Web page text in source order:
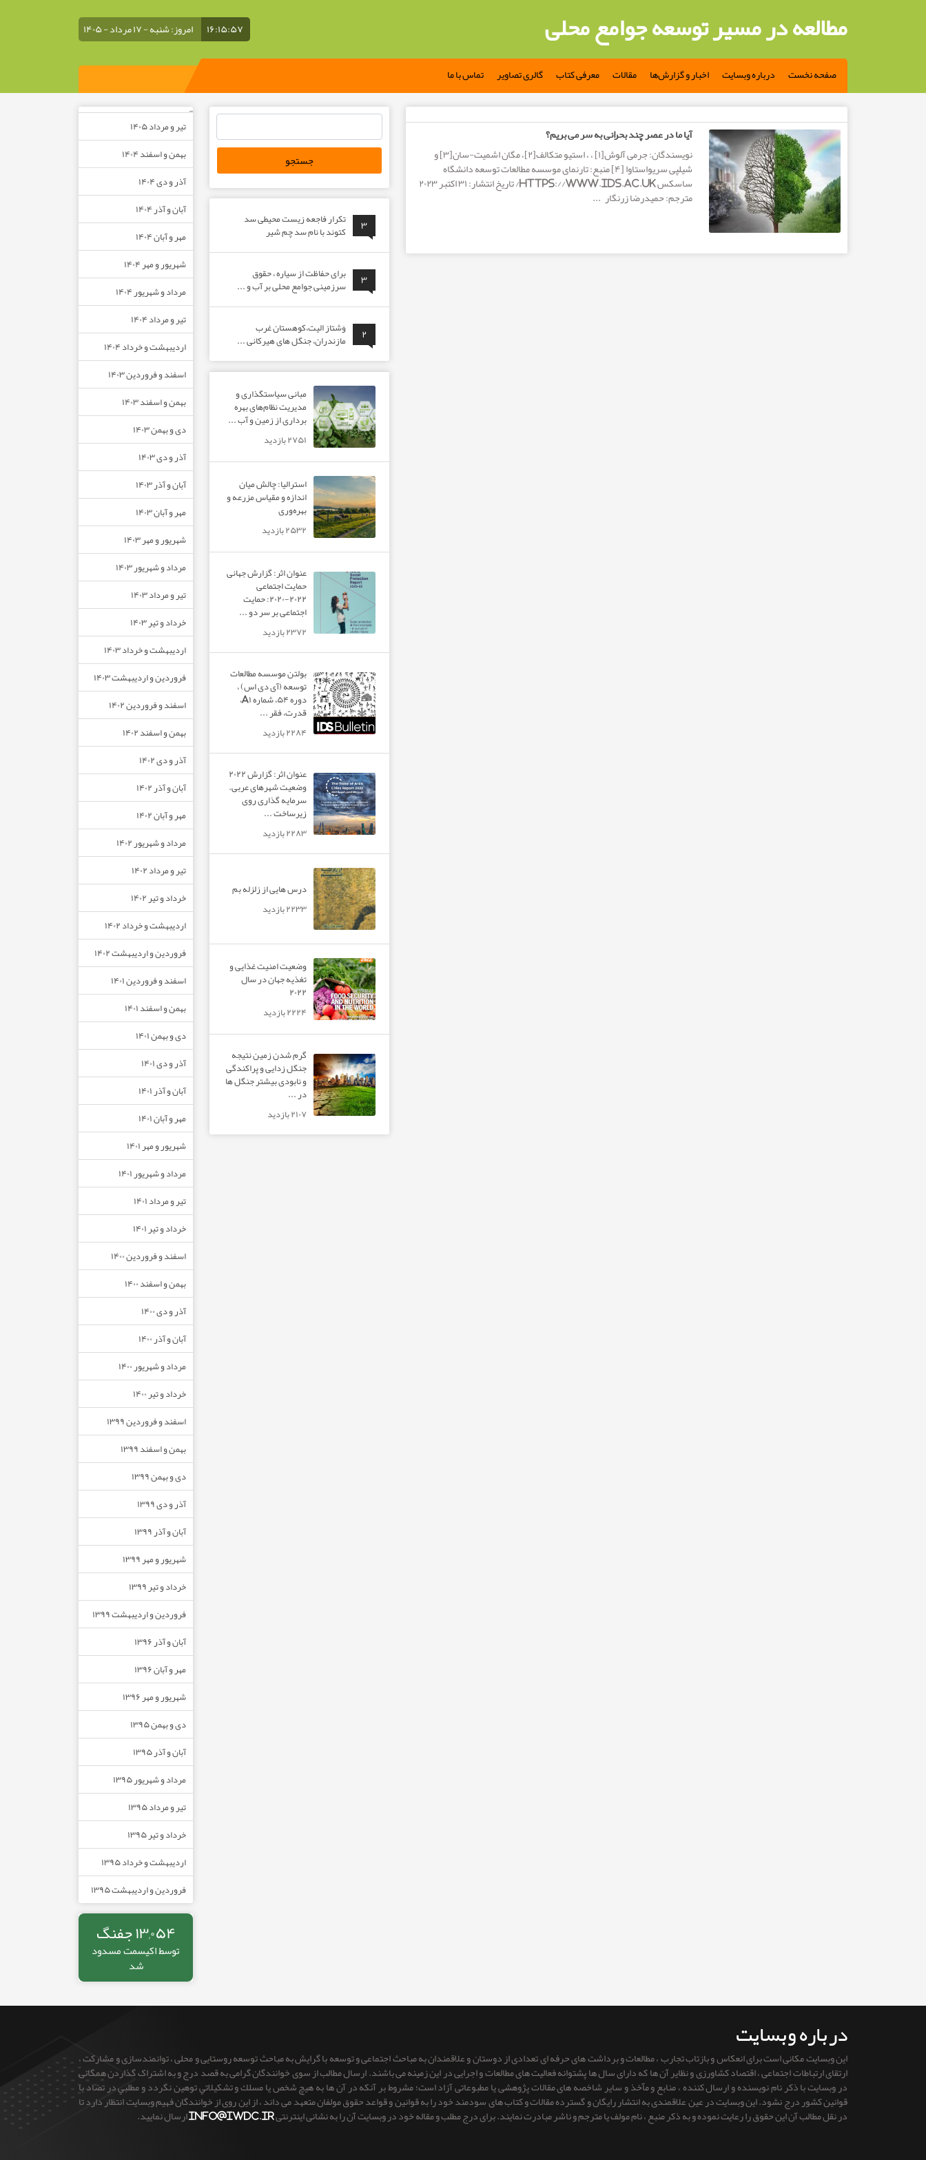
مطالعه در مسیر توسعه جوامع محلی ۱۶:۱۵:۵۸ امروز: شنبه - ۱۷ مرداد - ۱۴۰۵
صفحه نخست درباره وبسایت اخبار و گزارش‌ها مقالات معرفی کتاب گالری تصاویر تماس با ما
آیا ما در عصر چند بحرانی به سر می بریم؟
نویسندگان: جرمی آلوش[۱] ، ، استیو متکالف[۲]، مگان اشمیت-سان[۳] و
شیلپی سریواستاوا [۴] منبع: تارنمای موسسه مطالعات توسعه دانشگاه
ساسکس https://www.ids.ac.uk/ تاریخ انتشار: ۳۱ اکتبر ۲۰۲۳
مترجم: حمیدرضا زرنگار ...
۳
تکرار فاجعه زیست محیطی سد
کتوند با نام سد چم شیر
۳
برای حفاظت از سیاره ، حقوق
سرزمینی جوامع محلی بر آب و ...
۲
وَشتاز الیت،کوهستان غرب
مازندران، جنگل های هیرکانی ...
مبانی سیاستگذاری و
مدیریت نظام‌های بهره‌
برداری از زمین و آب ...
۲۷۵۱ بازدید
استرالیا: چالش میان
اندازه و مقیاس مزرعه و
بهره‌وری
۲۵۳۲ بازدید
عنوان اثر: گزارش جهانی
حمایت اجتماعی
۲۰۲۲-۲۰۲۰: حمایت
اجتماعی بر سر دو ...
۲۳۷۲ بازدید
بولتن موسسه مطالعات
توسعه (آی دی اس) ،
دوره ۵۴، شماره A۱،
قدرت، فقر ...
۲۲۸۴ بازدید
عنوان اثر: گزارش ۲۰۲۲
وضعیت شهرهای عربی.
سرمایه گذاری روی
زیرساخت ...
۲۲۸۳ بازدید
درس هایی از زلزله بم
۲۲۳۳ بازدید
وضعیت امنیت غذایی و
تغذیه جهان در سال
۲۰۲۲
۲۲۲۴ بازدید
گرم شدن زمین نتیجه
جنگل زدایی و پراکندگی
و نابودی بیشتر جنگل ها
در ...
۲۱۰۷ بازدید
–
تیر و مرداد ۱۴۰۵
بهمن و اسفند ۱۴۰۴
آذر و دی ۱۴۰۴
آبان و آذر ۱۴۰۴
مهر و آبان ۱۴۰۴
شهریور و مهر ۱۴۰۴
مرداد و شهریور ۱۴۰۴
تیر و مرداد ۱۴۰۴
اردیبهشت و خرداد ۱۴۰۴
اسفند و فروردین ۱۴۰۳
بهمن و اسفند ۱۴۰۳
دی و بهمن ۱۴۰۳
آذر و دی ۱۴۰۳
آبان و آذر ۱۴۰۳
مهر و آبان ۱۴۰۳
شهریور و مهر ۱۴۰۳
مرداد و شهریور ۱۴۰۳
تیر و مرداد ۱۴۰۳
خرداد و تیر ۱۴۰۳
اردیبهشت و خرداد ۱۴۰۳
فروردین و اردیبهشت ۱۴۰۳
اسفند و فروردین ۱۴۰۲
بهمن و اسفند ۱۴۰۲
آذر و دی ۱۴۰۲
آبان و آذر ۱۴۰۲
مهر و آبان ۱۴۰۲
مرداد و شهریور ۱۴۰۲
تیر و مرداد ۱۴۰۲
خرداد و تیر ۱۴۰۲
اردیبهشت و خرداد ۱۴۰۲
فروردین و اردیبهشت ۱۴۰۲
اسفند و فروردین ۱۴۰۱
بهمن و اسفند ۱۴۰۱
دی و بهمن ۱۴۰۱
آذر و دی ۱۴۰۱
آبان و آذر ۱۴۰۱
مهر و آبان ۱۴۰۱
شهریور و مهر ۱۴۰۱
مرداد و شهریور ۱۴۰۱
تیر و مرداد ۱۴۰۱
خرداد و تیر ۱۴۰۱
اسفند و فروردین ۱۴۰۰
بهمن و اسفند ۱۴۰۰
آذر و دی ۱۴۰۰
آبان و آذر ۱۴۰۰
مرداد و شهریور ۱۴۰۰
خرداد و تیر ۱۴۰۰
اسفند و فروردین ۱۳۹۹
بهمن و اسفند ۱۳۹۹
دی و بهمن ۱۳۹۹
آذر و دی ۱۳۹۹
آبان و آذر ۱۳۹۹
شهریور و مهر ۱۳۹۹
خرداد و تیر ۱۳۹۹
فروردین و اردیبهشت ۱۳۹۹
آبان و آذر ۱۳۹۶
مهر و آبان ۱۳۹۶
شهریور و مهر ۱۳۹۶
دی و بهمن ۱۳۹۵
آبان و آذر ۱۳۹۵
مرداد و شهریور ۱۳۹۵
تیر و مرداد ۱۳۹۵
خرداد و تیر ۱۳۹۵
اردیبهشت و خرداد ۱۳۹۵
فروردین و اردیبهشت ۱۳۹۵
۱۳,۰۵۴ جفنگ
توسط اکیسمت مسدود
شد
درباره وبسایت
این وبسایت مکانی است برای انعکاس و بازتاب تجارب ، مطالعات و برداشت های حرفه ای تعدادی از دوستان و علاقمندان به مباحث اجتماعی و توسعه با گرایش به مباحث توسعه روستایی و محلی ، توانمندسازی و مشارکت ،
ارتقای ارتباطات اجتماعی ، اقتصاد کشاورزی و نظایر آن ها که دارای سال ها پشتوانه فعالیت های مطالعات و اجرایی در این زمینه می باشند. ارسال مطالب از سوی خوانندگان گرامی به قصد درج و به اشتراک گذاردن همگانی
در وبسایت با ذکر نام نویسنده و ارسال کننده ، منابع و مآخذ و سایر شاخصه های مقالات پژوهشی یا مطبوعاتی آزاد است؛ مشروط بر آنكه در آن ها به هيچ شخص يا مسلك و تشكيلاتي توهين نگردد و مطلبي در تضاد با
قوانين كشور درج نشود. این وبسایت در عین علاقمندی به انتشار رایگان و گسترده مقالات و کتاب های سودمند خود را به قوانین و قواعد حقوق مولفان متعهد می داند ، از این روی از خوانندگان فهیم وبسایت انتظار دارد تا
در نقل مطالب آن این حقوق را رعایت نموده و به ذکر منبع ، نام مولف یا مترجم و ناشر مبادرت نمایند. برای درج مطلب و مقاله خود در وبسایت آن را به نشانی اینترنتیinfo@iwdc.irارسال نمایید.